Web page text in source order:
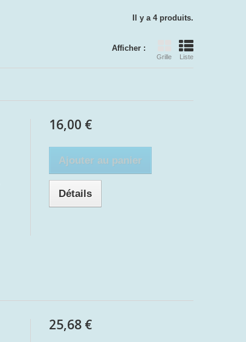
Il y a 4 produits.
Afficher :
Grille Liste
16,00 €
Ajouter au panier
Détails
25,68 €